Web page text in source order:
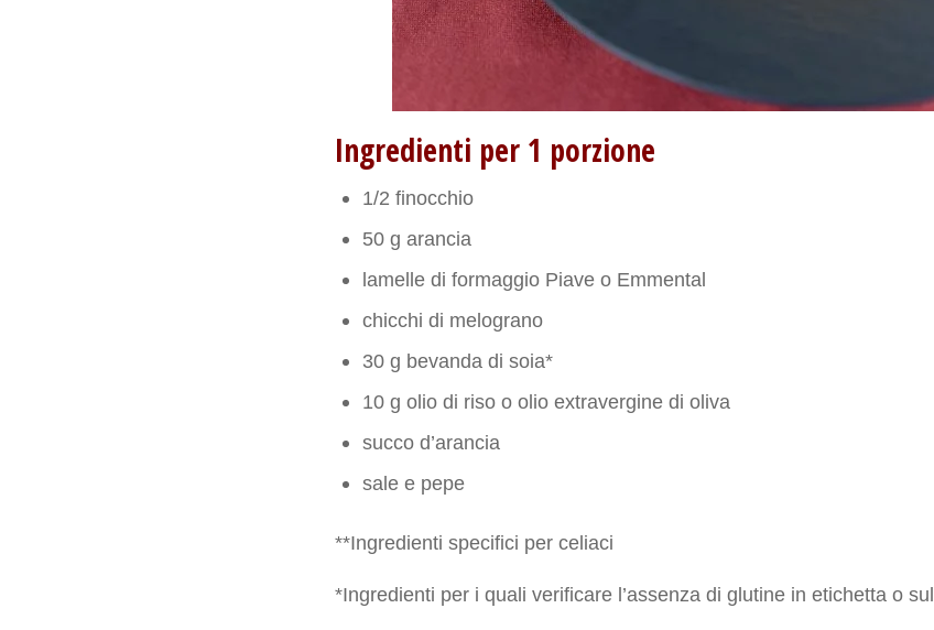
Ingredienti per 1 porzione
1/2 finocchio
50 g arancia
lamelle di formaggio Piave o Emmental
chicchi di melograno
30 g bevanda di soia*
10 g olio di riso o olio extravergine di oliva
succo d’arancia
sale e pepe
**Ingredienti specifici per celiaci
*Ingredienti per i quali verificare l’assenza di glutine in etichetta o sul